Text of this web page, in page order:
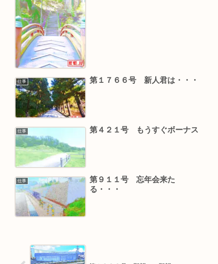
仕事 第１７６６号 新人君は・・・
仕事 第４２１号 もうすぐボーナス
仕事
第９１１号 忘年会来た
る・・・